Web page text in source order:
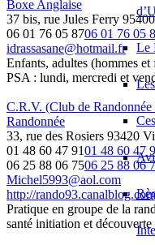
Le
Boxe Anglaise
37 bis, rue Jules Ferry
06 01 76 05 8706 01 76 05
idrassasane@hotmail.fr
Enfants, adultes (hommes
PSA : lundi, mercredi et
C.R.V. (Club de
Randonnée
33, rue des Rosiers 93420
01 48 60 47 9101 48 60 47
06 25 88 06 7506 25 88 06
Michel5993@aol.com
http://
Pratique en groupe de la
santé initiation et découverte